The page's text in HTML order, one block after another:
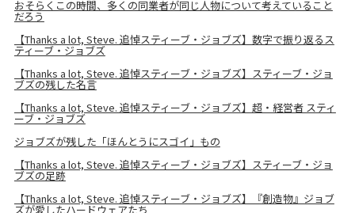
おそらくこの時間、多くの同業者が同じ人物について考えていること
だろう
【Thanks a lot, Steve. 追悼スティーブ・ジョブズ】数字で振り返るス
ティーブ・ジョブズ
【Thanks a lot, Steve. 追悼スティーブ・ジョブズ】スティーブ・ジョ
ブズの残した名言
【Thanks a lot, Steve. 追悼スティーブ・ジョブズ】超・経営者 スティ
ーブ・ジョブズ
ジョブズが残した「ほんとうにスゴイ」もの
【Thanks a lot, Steve. 追悼スティーブ・ジョブズ】スティーブ・ジョ
ブズの足跡
【Thanks a lot, Steve. 追悼スティーブ・ジョブズ】『創造物』ジョブ
ズが愛したハードウェアたち